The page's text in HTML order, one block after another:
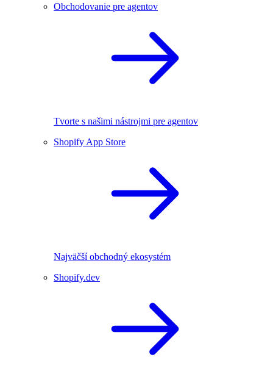
Obchodovanie pre agentov
Tvorte s našimi nástrojmi pre agentov
Shopify App Store
Najväčší obchodný ekosystém
Shopify.dev